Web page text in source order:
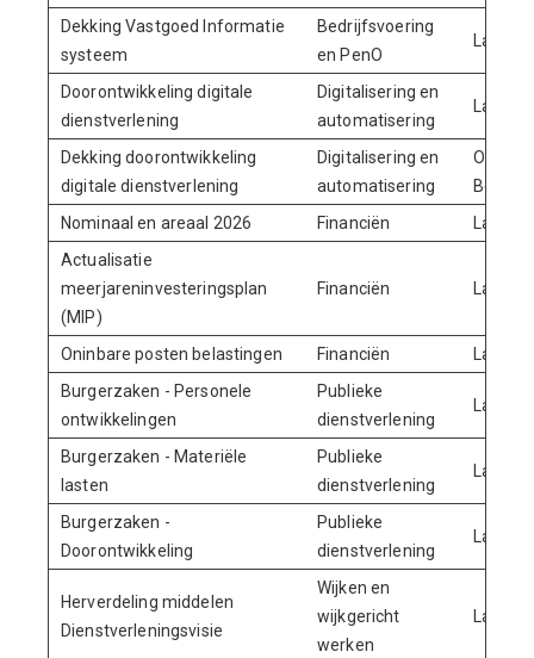
Dekking Vastgoed Informatie
systeem
Bedrijfsvoering
en PenO
Lasten
Doorontwikkeling digitale
dienstverlening
Digitalisering en
automatisering
Lasten
Dekking doorontwikkeling
digitale dienstverlening
Digitalisering en
automatisering
Nominaal en areaal 2026
Financiën
Lasten
Actualisatie
meerjareninvesteringsplan
(MIP)
Financiën Lasten
Oninbare posten belastingen Financiën
Lasten
Burgerzaken - Personele
ontwikkelingen
Publieke
dienstverlening
Lasten
Burgerzaken - Materiële
lasten
Publieke
dienstverlening
Lasten
Burgerzaken -
Doorontwikkeling
Publieke
dienstverlening
Lasten
Herverdeling middelen
Dienstverleningsvisie
Wijken en
wijkgericht
werken
Lasten